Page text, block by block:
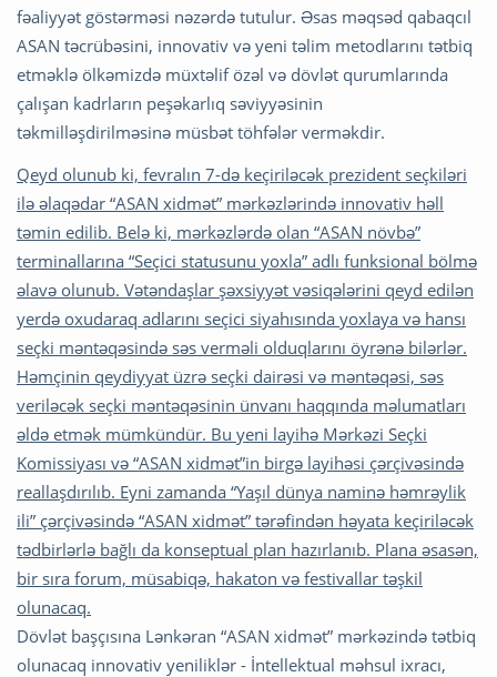
fəaliyyət göstərməsi nəzərdə tutulur. Əsas məqsəd qabaqcıl
ASAN təcrübəsini, innovativ və yeni təlim metodlarını tətbiq
etməklə ölkəmizdə müxtəlif özəl və dövlət qurumlarında
çalışan kadrların peşəkarlıq səviyyəsinin
təkmilləşdirilməsinə müsbət töhfələr verməkdir.
Qeyd olunub ki, fevralın 7-də keçiriləcək prezident seçkiləri
ilə əlaqədar “ASAN xidmət” mərkəzlərində innovativ həll
təmin edilib. Belə ki, mərkəzlərdə olan “ASAN növbə”
terminallarına “Seçici statusunu yoxla” adlı funksional bölmə
əlavə olunub. Vətəndaşlar şəxsiyyət vəsiqələrini qeyd edilən
yerdə oxudaraq adlarını seçici siyahısında yoxlaya və hansı
seçki məntəqəsində səs verməli olduqlarını öyrənə bilərlər.
Həmçinin qeydiyyat üzrə seçki dairəsi və məntəqəsi, səs
veriləcək seçki məntəqəsinin ünvanı haqqında məlumatları
əldə etmək mümkündür. Bu yeni layihə Mərkəzi Seçki
Komissiyası və “ASAN xidmət”in birgə layihəsi çərçivəsində
reallaşdırılıb. Eyni zamanda “Yaşıl dünya naminə həmrəylik
ili” çərçivəsində “ASAN xidmət” tərəfindən həyata keçiriləcək
tədbirlərlə bağlı da konseptual plan hazırlanıb. Plana əsasən,
bir sıra forum, müsabiqə, hakaton və festivallar təşkil
olunacaq.
Dövlət başçısına Lənkəran “ASAN xidmət” mərkəzində tətbiq
olunacaq innovativ yeniliklər - İntellektual məhsul ixracı,